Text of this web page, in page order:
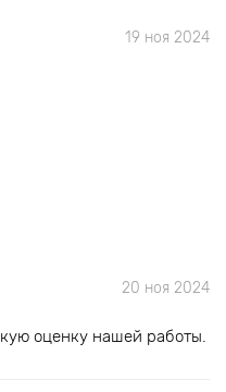
19 ноя 2024
20 ноя 2024
оценку нашей работы.